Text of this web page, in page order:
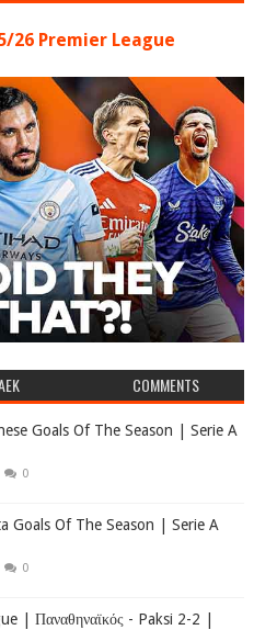
26 Premier League
COMMENTS
Goals Of The Season | Serie A
0
Goals Of The Season | Serie A
0
| Παναθηναϊκός - Paksi 2-2 |